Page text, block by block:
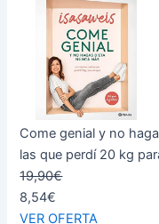
Come genial y no
las que perdí 20 kg
19,90€
8,54€
VER OFERTA